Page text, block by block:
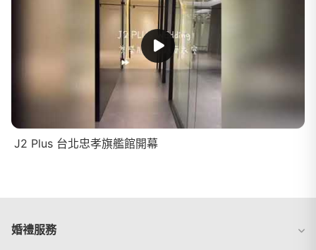
J2 Plus 台北忠孝旗艦館開幕
婚禮服務